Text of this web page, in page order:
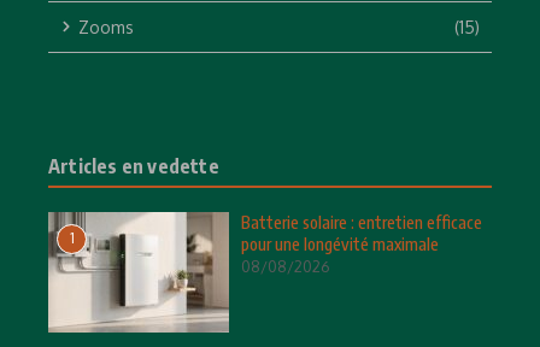
Zooms (15)
Articles en vedette
1
Batterie solaire : entretien efficace
pour une longévité maximale
08/08/2026